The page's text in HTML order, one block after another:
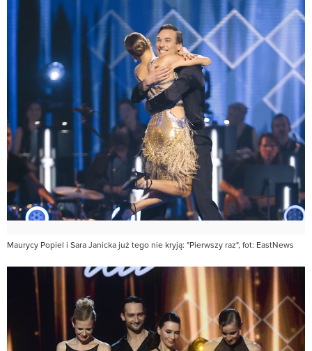
Maurycy Popiel i Sara Janicka już tego nie kryją: "Pierwszy raz", fot: EastNews